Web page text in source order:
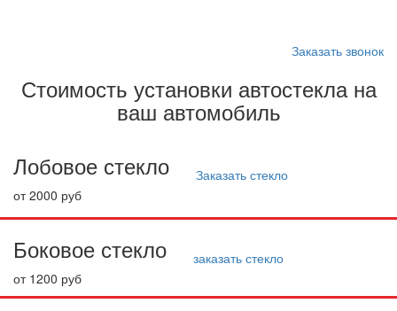
Заказать звонок
Стоимость установки автостекла на
ваш автомобиль
Лобовое стекло
от 2000 руб
Заказать стекло
Боковое стекло
от 1200 руб
заказать стекло